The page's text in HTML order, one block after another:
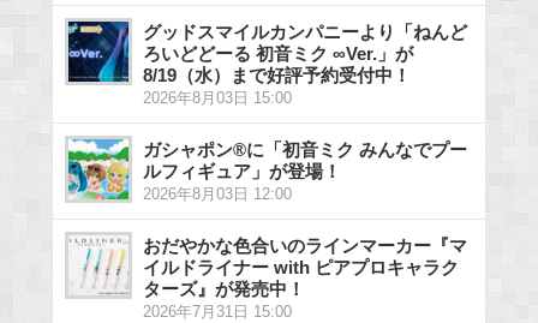
グッドスマイルカンパニーより「ねんど
ろいどどーる 初音ミク ∞Ver.」が
8/19（水）まで好評予約受付中！
2026年8月03日 15:00
ガシャポン®に「初音ミク みんなでプー
ルフィギュア」が登場！
2026年8月03日 12:00
おだやかな色合いのラインマーカー『マ
イルドライナー with ピアプロキャラク
ターズ』が発売中！
2026年7月31日 15:00